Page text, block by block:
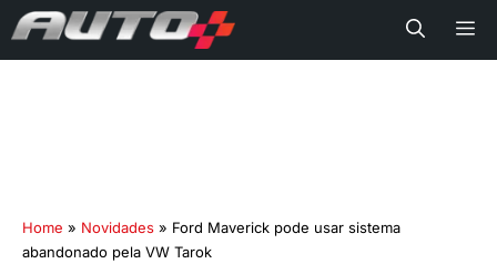
Home » Novidades » Ford Maverick pode usar sistema
abandonado pela VW Tarok